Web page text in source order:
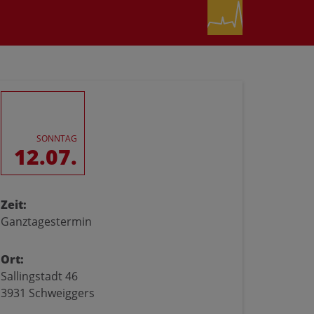
SONNTAG
12.07.
Zeit:
Ganztagestermin
Ort:
Sallingstadt 46
3931 Schweiggers